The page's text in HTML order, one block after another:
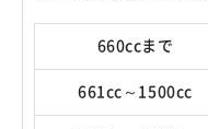
660ccまで
661cc～1500cc